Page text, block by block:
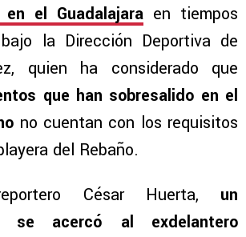
el Guadalajara en tiempos
la Dirección Deportiva de
quien ha considerado que
que han sobresalido en el
no cuentan con los requisitos
del Rebaño.
César Huerta, un
se acercó al exdelantero